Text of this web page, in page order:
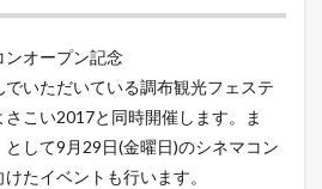
オープン記念
いただいている調布観光フェステ
こい2017と同時開催します。ま
して9月29日(金曜日)のシネマコン
たイベントも行います。